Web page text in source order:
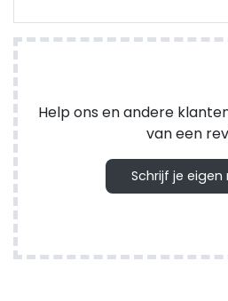
Help ons en andere
van een
Schrijf je eigen